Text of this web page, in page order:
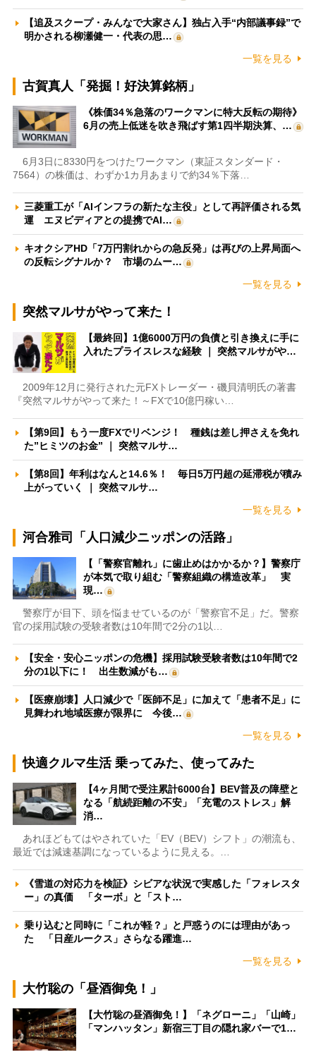
【追及スクープ・みんなで大家さん】独占入手“内部議事録”で
明かされる柳瀬健一・代表の思…
一覧を見る
古賀真人「発掘！好決算銘柄」
《株価34％急落のワークマンに特大反転の期待》
6月の売上低迷を吹き飛ばす第1四半期決算、…
6月3日に8330円をつけたワークマン（東証スタンダード・
7564）の株価は、わずか1カ月あまりで約34％下落…
三菱重工が「AIインフラの新たな主役」として再評価される気
運 エヌビディアとの提携でAI…
キオクシアHD「7万円割れからの急反発」は再びの上昇局面へ
の反転シグナルか？ 市場のムー…
一覧を見る
突然マルサがやって来た！
【最終回】1億6000万円の負債と引き換えに手に
入れたプライスレスな経験 ｜ 突然マルサがや…
2009年12月に発行された元FXトレーダー・磯貝清明氏の著書
『突然マルサがやって来た！～FXで10億円稼い…
【第9回】もう一度FXでリベンジ！ 種銭は差し押さえを免れ
た”ヒミツのお金” ｜ 突然マルサ…
【第8回】年利はなんと14.6％！ 毎日5万円超の延滞税が積み
上がっていく ｜ 突然マルサ…
一覧を見る
河合雅司「人口減少ニッポンの活路」
【「警察官離れ」に歯止めはかかるか？】警察庁
が本気で取り組む「警察組織の構造改革」 実
現…
警察庁が目下、頭を悩ませているのが「警察官不足」だ。警察
官の採用試験の受験者数は10年間で2分の1以…
【安全・安心ニッポンの危機】採用試験受験者数は10年間で2
分の1以下に！ 出生数減がも…
【医療崩壊】人口減少で「医師不足」に加えて「患者不足」に
見舞われ地域医療が限界に 今後…
一覧を見る
快適クルマ生活 乗ってみた、使ってみた
【4ヶ月間で受注累計6000台】BEV普及の障壁と
なる「航続距離の不安」「充電のストレス」解
消…
あれほどもてはやされていた「EV（BEV）シフト」の潮流も、
最近では減速基調になっているように見える。…
《雪道の対応力を検証》シビアな状況で実感した「フォレスタ
ー」の真価 「ターボ」と「スト…
乗り込むと同時に「これが軽？」と戸惑うのには理由があっ
た 「日産ルークス」さらなる躍進…
一覧を見る
大竹聡の「昼酒御免！」
【大竹聡の昼酒御免！】「ネグローニ」「山崎」
「マンハッタン」新宿三丁目の隠れ家バーで1…